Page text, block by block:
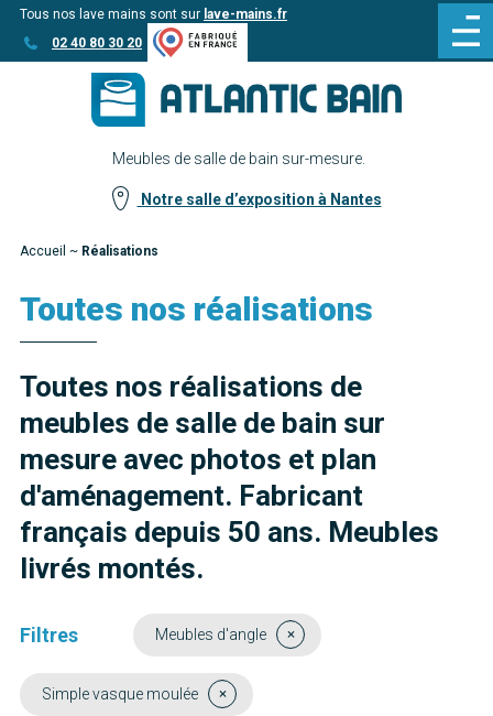
Aller
au
Aller au
contenu
Tous nos lave mains sont sur lave-mains.fr
02 40 80 30 20
Meubles de salle de bain sur-mesure.
Notre salle d’exposition à Nantes
Accueil ~ Réalisations
Toutes nos réalisations
Toutes nos réalisations de
meubles de salle de bain sur
mesure avec photos et plan
d'aménagement. Fabricant
français depuis 50 ans. Meubles
livrés montés.
Filtres Meubles d'angle
Simple vasque moulée